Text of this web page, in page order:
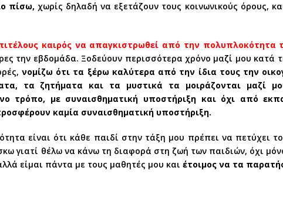
πίσω, χωρίς δηλαδή να εξετάζουν τους κοινωνικούς όρους,
καιρός να απαγκιστρωθεί από την πολυπλοκότητα
την εβδομάδα. Ξοδεύουν περισσότερα χρόνο μαζί μου κατά
νομίζω ότι τα ξέρω καλύτερα από την ίδια τους την
τα ζητήματα και τα μυστικά τα μοιράζονται μαζί
τρόπο, με συναισθηματική υποστήριξη και όχι από
καμία συναισθηματική υποστήριξη.
είναι ότι κάθε παιδί στην τάξη μου πρέπει να πετύχει
γιατί θέλω να κάνω τη διαφορά στη ζωή των παιδιών, όχι
είμαι πάντα με τους μαθητές μου και έτοιμος να τα